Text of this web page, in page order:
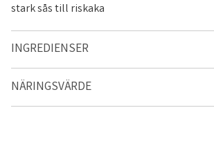
stark sås till riskaka
INGREDIENSER
NÄRINGSVÄRDE